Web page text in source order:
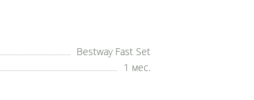
Bestway Fast Set
1 мес.